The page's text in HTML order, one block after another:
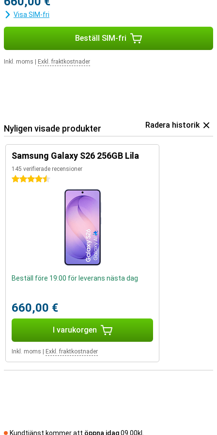
Visa SIM-fri
Beställ SIM-fri
Inkl. moms Exkl. fraktkostnader
Nyligen visade produkter Radera historik
Samsung Galaxy S26 256GB Lila
145 verifierade recensioner
4.5 stjärnor
Beställ före 19:00 för leverans nästa dag
660,00 €
I varukorgen
Inkl. moms Exkl. fraktkostnader
Kundtjänst kommer att öppna idag09.00kl.